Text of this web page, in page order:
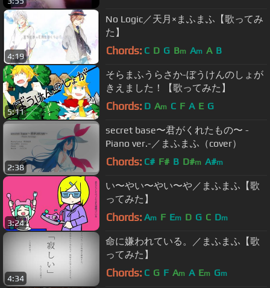
4:19
No Logic／天月×まふまふ【歌ってみ
た】
Chords: C D G Bm Am A B
5:11
そらまふうらさか-ぼうけんのしょが
きえました！【歌ってみた】
Chords: D Am C F A E G
2:38
secret base〜君がくれたもの〜 -
Piano ver.-／まふまふ（cover）
Chords: C# F# B D#m A#m
3:24
い〜やい〜やい〜や／まふまふ【歌
ってみた】
Chords: Am F Em D G C Dm
4:34
命に嫌われている。／まふまふ【歌
ってみた】
Chords: C G F Am A Em Gm